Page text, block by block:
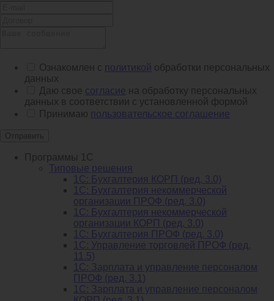
Ознакомлен с политикой обработки персональных
данных
Даю свое согласие на обработку персональных
данных в соответствии с установленной формой
Принимаю пользовательское соглашение
Отправить
Программы 1С
Типовые решения
1C: Бухгалтерия КОРП (ред. 3.0)
1С: Бухгалтерия некоммерческой
организации ПРОФ (ред. 3.0)
1С: Бухгалтерия некоммерческой
организации КОРП (ред. 3.0)
1C: Бухгалтерия ПРОФ (ред. 3.0)
1C: Управление торговлей ПРОФ (ред.
11.5)
1C: Зарплата и управление персоналом
ПРОФ (ред. 3.1)
1C: Зарплата и управление персоналом